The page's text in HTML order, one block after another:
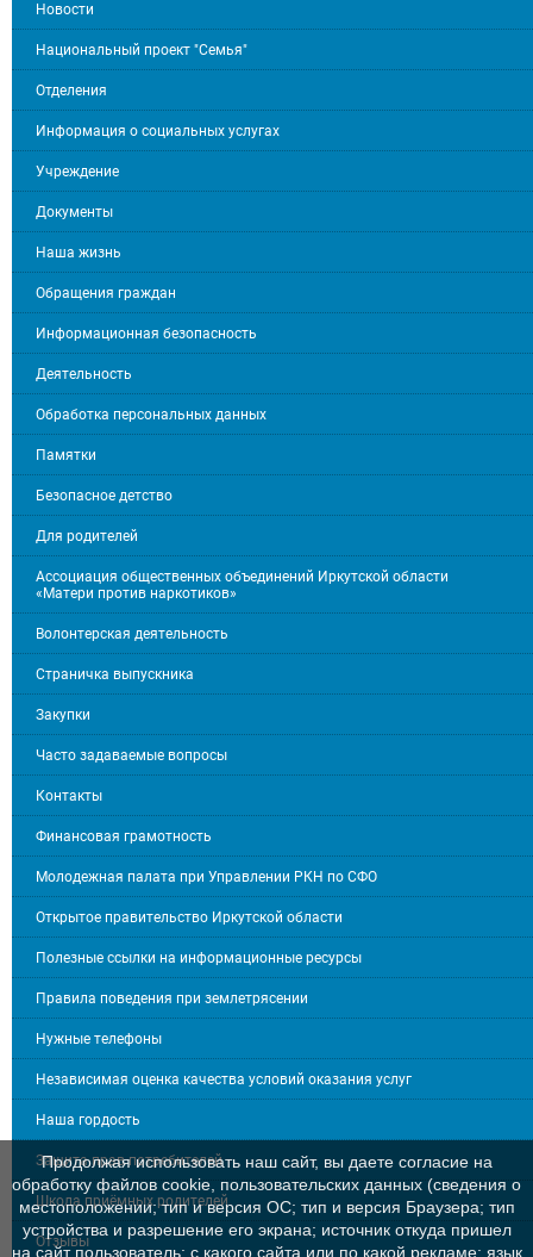
Новости
Национальный проект "Семья"
Отделения
Информация о социальных услугах
Учреждение
Документы
Наша жизнь
Обращения граждан
Информационная безопасность
Деятельность
Обработка персональных данных
Памятки
Безопасное детство
Для родителей
Ассоциация общественных объединений Иркутской области
«Матери против наркотиков»
Волонтерская деятельность
Страничка выпускника
Закупки
Часто задаваемые вопросы
Контакты
Финансовая грамотность
Молодежная палата при Управлении РКН по СФО
Открытое правительство Иркутской области
Полезные ссылки на информационные ресурсы
Правила поведения при землетрясении
Нужные телефоны
Независимая оценка качества условий оказания услуг
Наша гордость
Защита прав потребителей
Школа приёмных родителей
Отзывы
Продолжая использовать наш сайт, вы даете согласие на
обработку файлов cookie, пользовательских данных (сведения о
местоположении; тип и версия ОС; тип и версия Браузера; тип
устройства и разрешение его экрана; источник откуда пришел
на сайт пользователь; с какого сайта или по какой рекламе; язык